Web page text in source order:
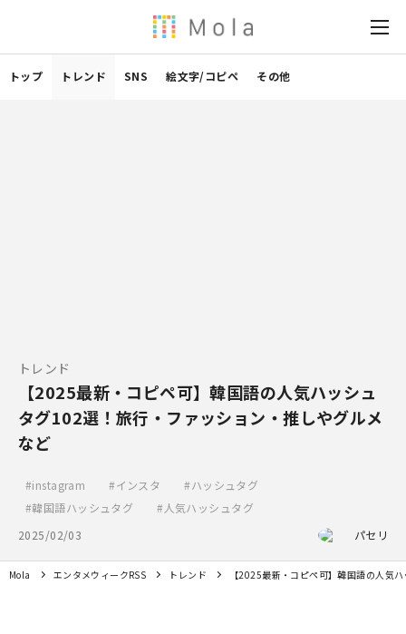
トップ トレンド SNS 絵文字/コピペ その他
トレンド
【2025最新・コピペ可】韓国語の人気ハッシュ
タグ102選！旅行・ファッション・推しやグルメ
など
instagram インスタ
ハッシュタグ
韓国語ハッシュタグ
人気ハッシュタグ
2025/02/03
パセリ
Mola エンタメウィークRSS トレンド 【2025最新・コピペ可】韓国語の人気